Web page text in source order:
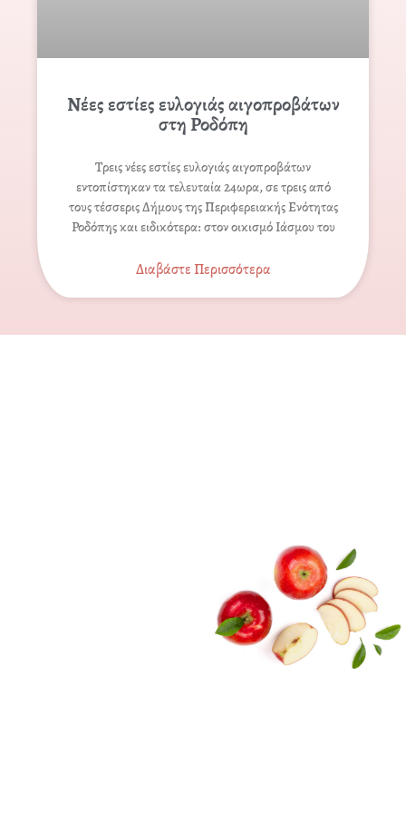
Νέες εστίες ευλογιάς αιγοπροβάτων
στη Ροδόπη
Τρεις νέες εστίες ευλογιάς αιγοπροβάτων
εντοπίστηκαν τα τελευταία 24ωρα, σε τρεις από
τους τέσσερις Δήμους της Περιφερειακής Ενότητας
Ροδόπης και ειδικότερα: στον οικισμό Ιάσμου του
Διαβάστε Περισσότερα